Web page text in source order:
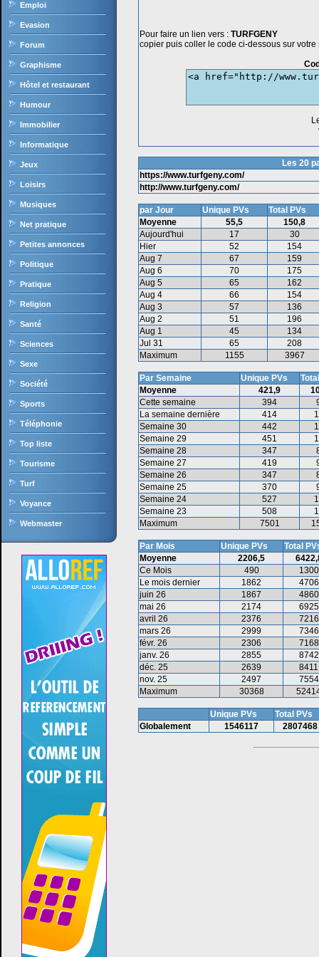
Emploi
Evasion
Forum
Graphisme
Hôtel et restaurant
Humour
Immobilier
Informatique
Jeux
Loisirs
Musiques
Net pratique
Petites annonces
Politique
Pratique
Religion
Santé
Sciences
Sexe
Société
Sports
Téléphonie
Top liste
Tourisme
Turf
Voyance
Webmaster
Pour faire un lien vers : TURFGENY
copier puis coller le code ci-dessous sur votre
Les 20
https://www.turfgeny.com/
http://www.turfgeny.com/
par Jour Unique PVs
Total PVs
Moyenne
55,5
150,8
Aujourd'hui
17
30
Hier
52
154
Aug 7
67
159
Aug 6
70
175
Aug 5
65
162
Aug 4
66
154
Aug 3
57
136
Aug 2
51
196
Aug 1
45
134
Jul 31
65
208
Maximum
1155 3967
Par Semaine Unique PVs
Moyenne
421,9
Cette semaine
394
La semaine dernière
414
Semaine 30
442
Semaine 29
451
Semaine 28
347
Semaine 27
419
Semaine 26
347
Semaine 25
370
Semaine 24
527
Semaine 23
508
Maximum
7501
Par Mois Unique PVs
Total
Moyenne
2206,5
Ce Mois
490
1300
Le mois dernier
1862
4706
juin 26
1867
4860
mai 26
2174
6925
avril 26
2376
7216
mars 26
2999
7346
févr. 26
2306
7168
janv. 26
2855
8742
déc. 25
2639
8411
nov. 25
2497
7554
Maximum
30368
Unique PVs
Total PVs
Globalement
1546117 2807468